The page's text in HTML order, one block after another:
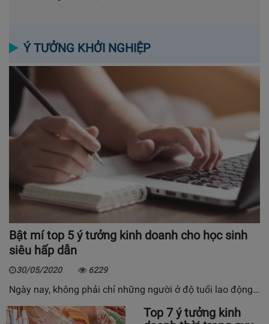
Ý TƯỞNG KHỞI NGHIỆP
Bật mí top 5 ý tưởng kinh doanh cho học sinh
siêu hấp dẫn
30/05/2020 6229
Ngày nay, không phải chỉ những người ở độ tuổi lao động…
Top 7 ý tưởng kinh